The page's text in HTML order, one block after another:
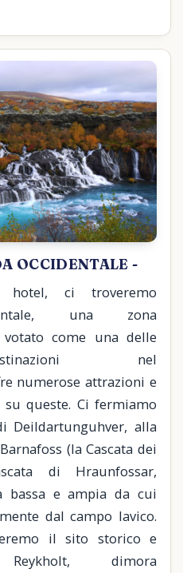
OCCIDENTALE -
hotel, ci troveremo
una zona
come una delle
nel
numerose attrazioni e
queste. Ci fermiamo
Deildartunguhver, alla
(la Cascata dei
di Hraunfossar,
bassa e ampia da cui
dal campo lavico.
il sito storico e
dimora